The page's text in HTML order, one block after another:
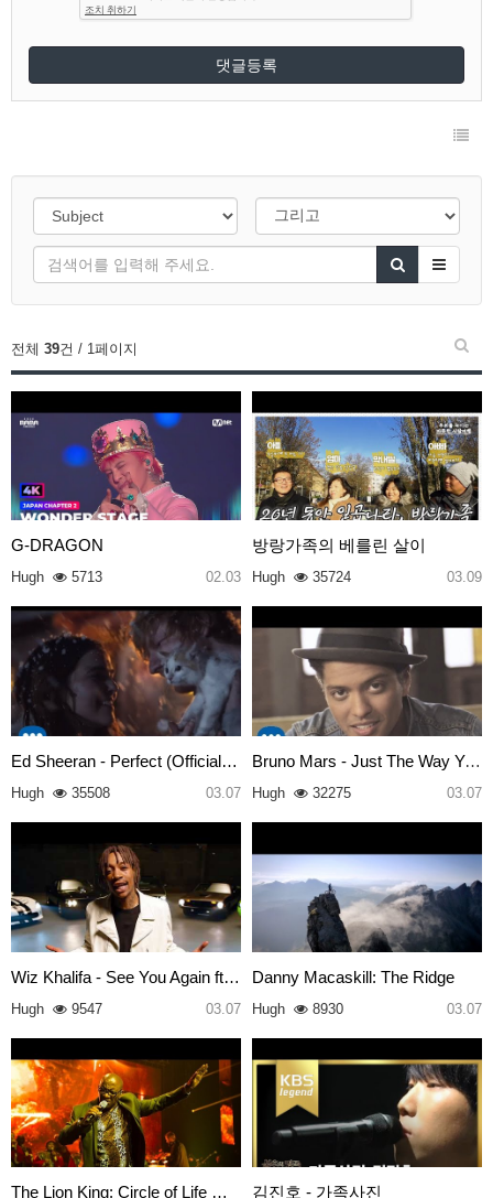
댓글등록
전체 39건 / 1페이지
G-DRAGON
Hugh 5713 02.03
방랑가족의 베를린 살이
Hugh 35724 03.09
Ed Sheeran - Perfect (Official…
Hugh 35508 03.07
Bruno Mars - Just The Way You …
Hugh 32275 03.07
Wiz Khalifa - See You Again ft…
Hugh 9547 03.07
Danny Macaskill: The Ridge
Hugh 8930 03.07
The Lion King: Circle of Life … 김진호 - 가족사진